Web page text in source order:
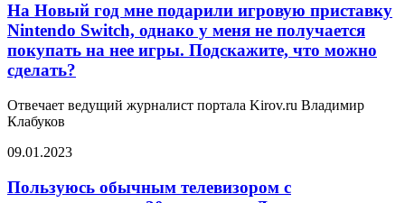
На Новый год мне подарили игровую приставку
Nintendo Switch, однако у меня не получается
покупать на нее игры. Подскажите, что можно
сделать?
Отвечает ведущий журналист портала Kirov.ru Владимир
Клабуков
09.01.2023
Пользуюсь обычным телевизором с